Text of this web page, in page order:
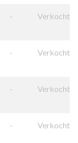
- Verkocht
- Verkocht
- Verkocht
- Verkocht